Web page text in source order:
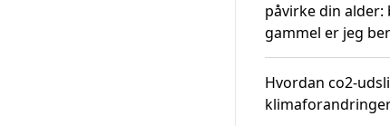
påvirke din
gammel er jeg
Hvordan co2-